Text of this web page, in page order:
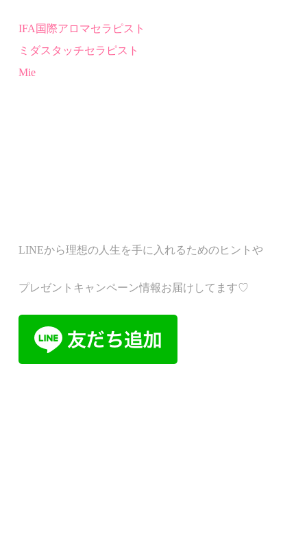
IFA国際アロマセラピスト
ミダスタッチセラピスト
Mie
LINEから理想の人生を手に入れるためのヒントや
プレゼントキャンペーン情報お届けしてます♡